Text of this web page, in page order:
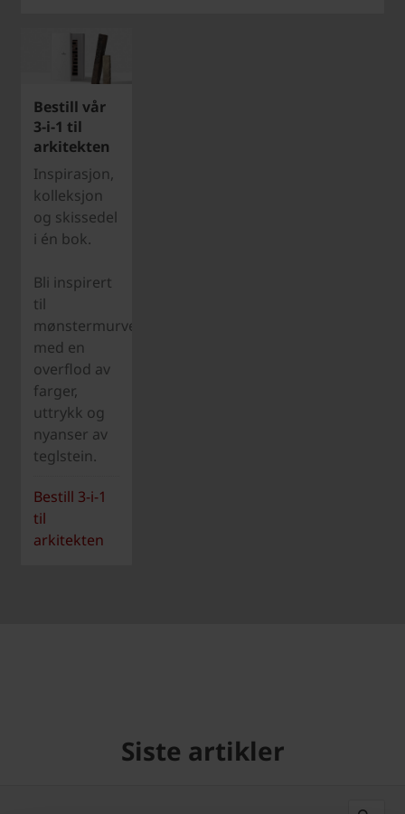
Bestill vår
3-i-1 til
arkitekten
Inspirasjon,
kolleksjon
og skissedel
i én bok.
Bli inspirert
til
mønstermurverk
med en
overflod av
farger,
uttrykk og
nyanser av
teglstein.
Bestill 3-i-1
til
arkitekten
Siste artikler